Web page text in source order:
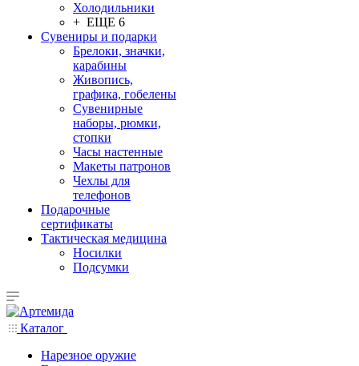
Холодильники
+ ЕЩЕ 6
Сувениры и подарки
Брелоки, значки,
карабины
Живопись,
графика, гобелены
Сувенирные
наборы, рюмки,
стопки
Часы настенные
Макеты патронов
Чехлы для
телефонов
Подарочные
сертификаты
Тактическая медицина
Носилки
Подсумки
Каталог
Нарезное оружие